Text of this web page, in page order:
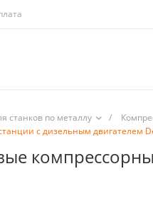
станков по металлу /
с дизельным двигателем